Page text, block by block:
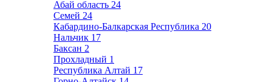
Абай область 24
Семей 24
Кабардино-Балкарская Республика 20
Нальчик 17
Баксан 2
Прохладный 1
Республика Алтай 17